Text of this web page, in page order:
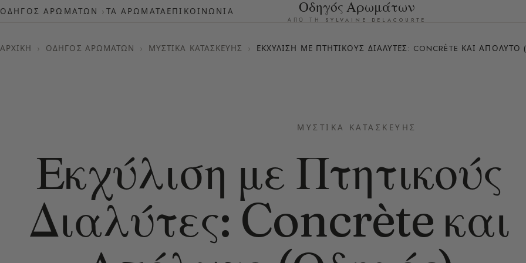
ΟΔΗΓΌΣ ΑΡΩΜΆΤΩΝ ΤΑ ΑΡΏΜΑΤΑΕΠΙΚΟΙΝΩΝΊΑ Οδηγός Αρωμάτων
ΑΠΌ ΤΗ SYLVAINE DELACOURTE
ΑΡΧΙΚΉ › ΟΔΗΓΌΣ ΑΡΩΜΆΤΩΝ › ΜΥΣΤΙΚΆ ΚΑΤΑΣΚΕΥΉΣ › ΕΚΧΎΛΙΣΗ ΜΕ ΠΤΗΤΙΚΟΎΣ ΔΙΑΛΎΤΕΣ: CONCRÈTE ΚΑΙ
ΜΥΣΤΙΚΆ ΚΑΤΑΣΚΕΥΉΣ
Εκχύλιση με Πτητικούς
Διαλύτες: Concrète και